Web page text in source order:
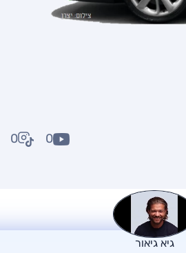
0
0
גיא גיאור